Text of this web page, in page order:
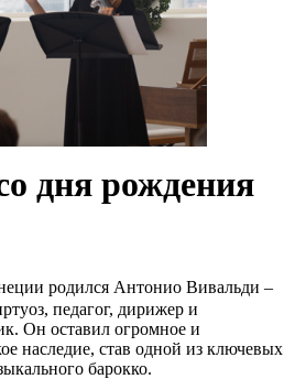
дня рождения
родился Антонио Вивальди –
педагог, дирижер и
Он оставил огромное и
наследие, став одной из ключевых
барокко.